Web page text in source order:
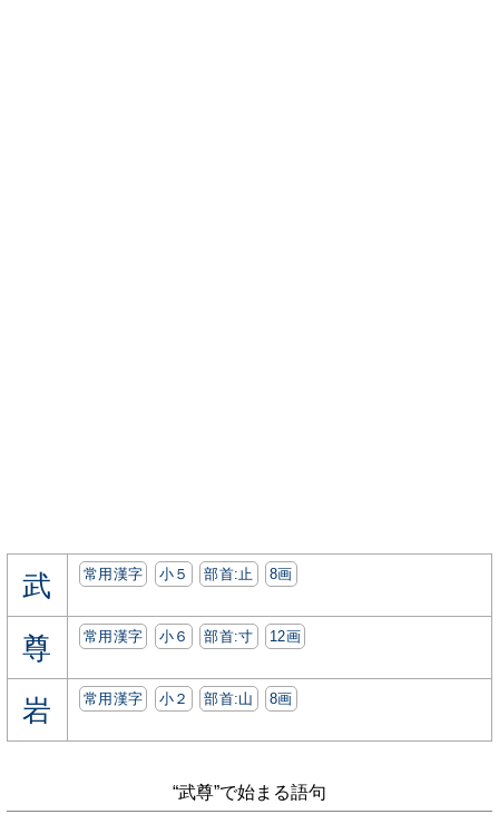
武 常用漢字 小５ 部首:⽌ 8画
尊 常用漢字 小６ 部首:⼨ 12画
岩 常用漢字 小２ 部首:⼭ 8画
“武尊”で始まる語句